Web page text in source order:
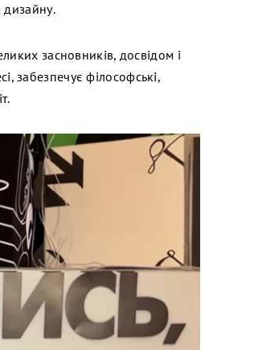
дизайну.
засновників, досвідом і
забезпечує філософські,